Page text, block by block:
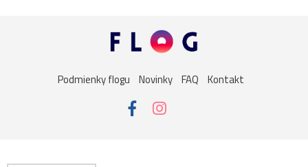
Podmienky flogu Novinky FAQ Kontakt